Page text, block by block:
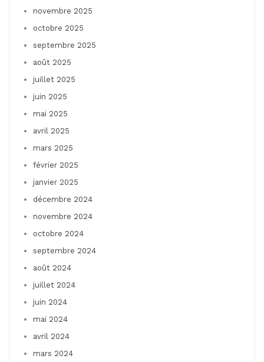
novembre 2025
octobre 2025
septembre 2025
août 2025
juillet 2025
juin 2025
mai 2025
avril 2025
mars 2025
février 2025
janvier 2025
décembre 2024
novembre 2024
octobre 2024
septembre 2024
août 2024
juillet 2024
juin 2024
mai 2024
avril 2024
mars 2024